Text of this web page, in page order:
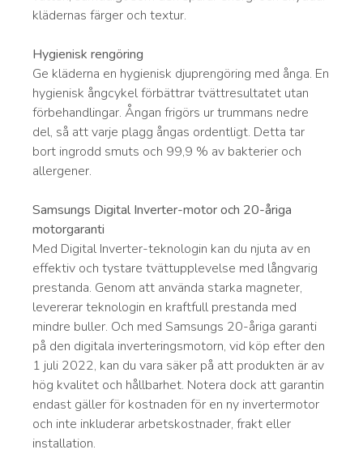
klädernas färger och textur.
Hygienisk rengöring
Ge kläderna en hygienisk djuprengöring med ånga. En
hygienisk ångcykel förbättrar tvättresultatet utan
förbehandlingar. Ångan frigörs ur trummans nedre
del, så att varje plagg ångas ordentligt. Detta tar
bort ingrodd smuts och 99,9 % av bakterier och
allergener.
Samsungs Digital Inverter-motor och 20-åriga
motorgaranti
Med Digital Inverter-teknologin kan du njuta av en
effektiv och tystare tvättupplevelse med långvarig
prestanda. Genom att använda starka magneter,
levererar teknologin en kraftfull prestanda med
mindre buller. Och med Samsungs 20-åriga garanti
på den digitala inverteringsmotorn, vid köp efter den
1 juli 2022, kan du vara säker på att produkten är av
hög kvalitet och hållbarhet. Notera dock att garantin
endast gäller för kostnaden för en ny invertermotor
och inte inkluderar arbetskostnader, frakt eller
installation.